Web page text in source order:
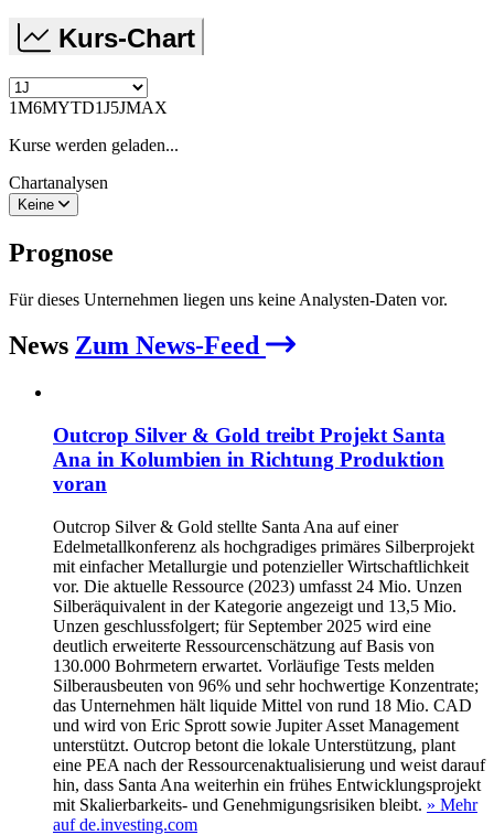
Kurs-Chart
1M6MYTD1J5JMAX
Kurse werden geladen...
Chartanalysen
Keine
Prognose
Für dieses Unternehmen liegen uns keine Analysten-Daten vor.
News Zum News-Feed
Outcrop Silver & Gold treibt Projekt Santa
Ana in Kolumbien in Richtung Produktion
voran
Outcrop Silver & Gold stellte Santa Ana auf einer
Edelmetallkonferenz als hochgradiges primäres Silberprojekt
mit einfacher Metallurgie und potenzieller Wirtschaftlichkeit
vor. Die aktuelle Ressource (2023) umfasst 24 Mio. Unzen
Silberäquivalent in der Kategorie angezeigt und 13,5 Mio.
Unzen geschlussfolgert; für September 2025 wird eine
deutlich erweiterte Ressourcenschätzung auf Basis von
130.000 Bohrmetern erwartet. Vorläufige Tests melden
Silberausbeuten von 96% und sehr hochwertige Konzentrate;
das Unternehmen hält liquide Mittel von rund 18 Mio. CAD
und wird von Eric Sprott sowie Jupiter Asset Management
unterstützt. Outcrop betont die lokale Unterstützung, plant
eine PEA nach der Ressourcenaktualisierung und weist darauf
hin, dass Santa Ana weiterhin ein frühes Entwicklungsprojekt
mit Skalierbarkeits- und Genehmigungsrisiken bleibt. » Mehr
auf de.investing.com